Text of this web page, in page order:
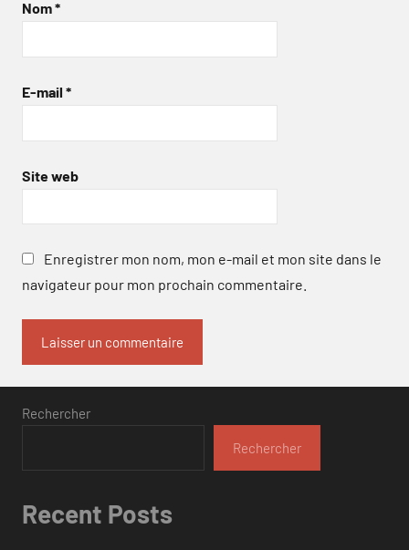
Nom*
E-mail *
Site web
Enregistrer mon nom, mon e-mail et mon site dans le
navigateur pour mon prochain commentaire.
Rechercher
Rechercher
Recent Posts